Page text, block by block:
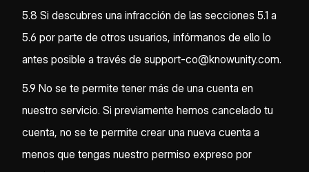
5.8 Si descubres una infracción de las secciones 5.1 a
5.6 por parte de otros usuarios, infórmanos de ello lo
antes posible a través de support-co@knowunity.com.
5.9 No se te permite tener más de una cuenta en
nuestro servicio. Si previamente hemos cancelado tu
cuenta, no se te permite crear una nueva cuenta a
menos que tengas nuestro permiso expreso por